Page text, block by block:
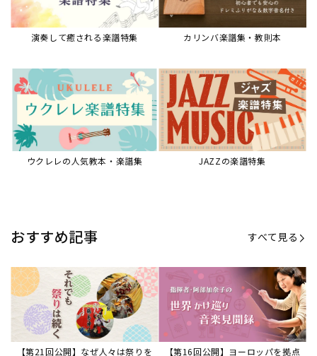
【第21回公開】なぜ人々は祭りを
必要とするのか？祭りの今を見つ
める現地ルポ
【第16回公開】ヨーロッパを拠点
に世界を駆けまわる阿部加奈子の
今に迫る
「できた！」があふれる！『生徒
指導の教科書』
イブ＆トークレポート